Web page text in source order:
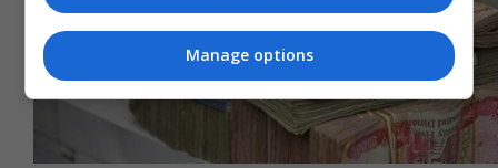
Manage options